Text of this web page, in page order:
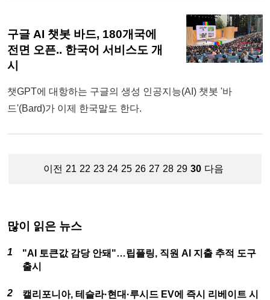
구글 AI 챗봇 바드, 180개국에
전면 오픈.. 한국어 서비스도 개
시
챗GPT에 대항하는 구글의 생성 인공지능(AI) 챗봇 '바
드'(Bard)가 이제 한국말도 한다.
이전 21 22 23 24 25 26 27 28 29 30 다음
많이 읽은 뉴스
"AI 토큰값 감당 안돼"…립플링, 직원 AI 지출 추적 도구
출시
캘리포니아, 테슬라·현대·루시드 EV에 즉시 리베이트 시